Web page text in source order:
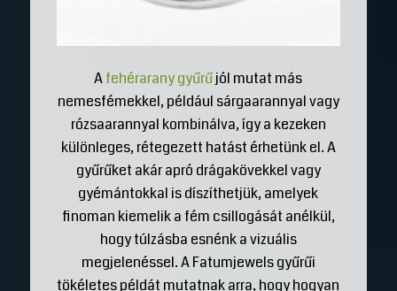
Afehérarany gyűrűjól mutat más
nemesfémekkel, például sárgaarannyal vagy
rózsaarannyal kombinálva, így a kezeken
különleges, rétegezett hatást érhetünk el. A
gyűrűket akár apró drágakövekkel vagy
gyémántokkal is díszíthetjük, amelyek
finoman kiemelik a fém csillogását anélkül,
hogy túlzásba esnénk a vizuális
megjelenéssel. A Fatumjewels gyűrűi
tökéletes példát mutatnak arra, hogy hogyan